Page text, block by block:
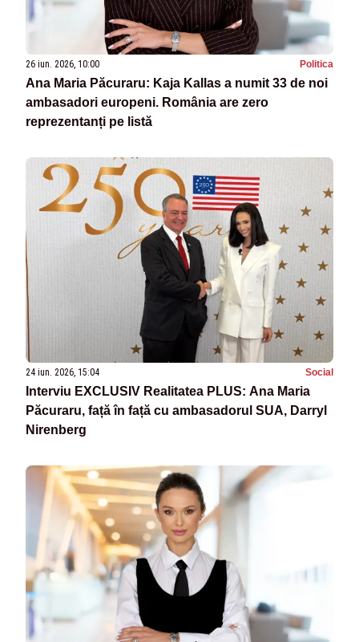
26 iun. 2026, 10:00 Politica
Ana Maria Păcuraru: Kaja Kallas a numit 33 de noi
ambasadori europeni. România are zero
reprezentanți pe listă
24 iun. 2026, 15:04 Social
Interviu EXCLUSIV Realitatea PLUS: Ana Maria
Păcuraru, față în față cu ambasadorul SUA, Darryl
Nirenberg